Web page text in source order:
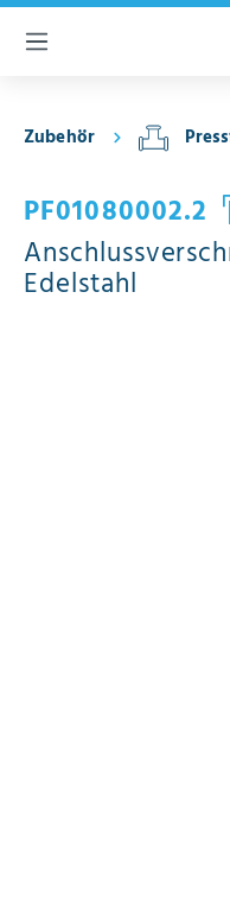
springen
Zubehör
PF01080002.2
Edelstahl